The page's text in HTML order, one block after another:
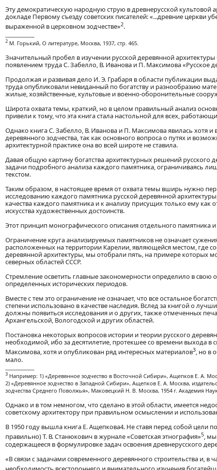
Эту демократическую народную струю в древнерусской культовой
докладе Первому съезду советских писателей: «...древние церкви
выраженной в церковном зодчестве»2.
2 М. Горький, О литературе, Москва, 1937, стр. 465.
Значительный пробел в изучении русской деревянной
появлением труда С. Забелло, В. Иванова и П. Максимова «Русское
Продолжая и развивая дело И. Э. Грабаря в области публикации
труда опубликовали невиданный по богатству и разнообразию
жилые, хозяйственные, культовые и военно-оборонительные
Широта охвата темы, краткий, но в целом правильный анализ
привели к тому, что эта книга стала настольной для всех,
Однако книга С. Забелло, В. Иванова и П. Максимова явилась хотя
деревянного зодчества, так как основного вопроса о путях и
архитектурной практике она во всей широте не ставила.
Давая общую картину богатства архитектурных решений русского
задачи подробного анализа каждого памятника, ограничиваясь
текстом.
Таким образом, в настоящее время от охвата темы вширь нужно
исследованию каждого памятника русской деревянной
качества каждого памятника и к анализу присущих только ему
искусства художественных достоинств.
Этот принцип монографического описания отдельного памятника
Ограничение круга анализируемых памятников не означает
расположенных на территории Карелии, являющейся местом, где
деревянной архитектуры, мы отобрали пять, на примере которых
северных областей СССР.
Стремление осветить главные закономерности определило в
определенных исторических периодов.
Вместе с тем это ограничение не означает, что все остальное
степени использовано в качестве наследия. Вслед за книгой о
должны появиться исследования и о других, также отмеченных
Архангельской, Вологодской и других областей.
Постановка некоторых вопросов истории и теории русского
необходимой, ибо за десятилетие, протекшее со времени выхода в
Максимова, хотя и опубликован ряд интересных материалов3, но в
мало.
3 Например: 1) «Деревянное зодчество в Восточной Сибири», Ащепков Е. А.
2) «Деревянное зодчество в Западной Сибири», Ащепков Е. А. Москва,
зодчества Среднего Поволжья», Маковецкий Н. В. Москва, 1954 г. Академия
Однако и в том немногом, что сделано в этой области, имеется
советскому архитектору при правильном осмыслении и
В 1950 году вышла книга Е. Ащепкова4. Не ставя перед собой цели
правильно) Т. В. Станюкович в журнале «Советская этнография»5, мы
содержащееся в формулировке задач освоения древнерусского
«В связи с задачами современного деревянного строительства и, в